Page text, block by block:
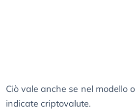
Ciò vale anche se nel modello
indicate criptovalute.